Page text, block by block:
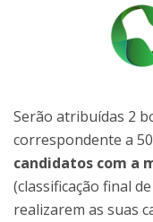
Serão atribuídas 2
correspondente a
candidatos com a
(classificação final
realizarem as suas